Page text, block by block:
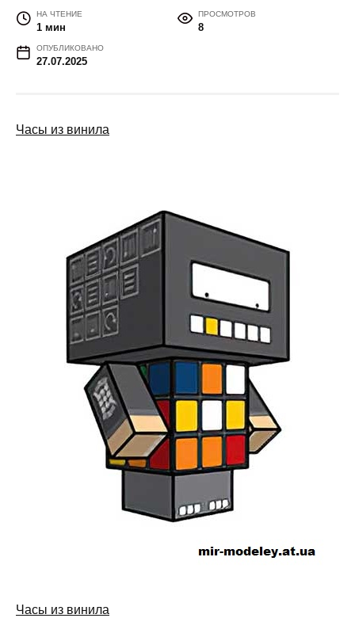
НА ЧТЕНИЕ
1 мин
ПРОСМОТРОВ
8
ОПУБЛИКОВАНО
27.07.2025
Часы из винила
Часы из винила